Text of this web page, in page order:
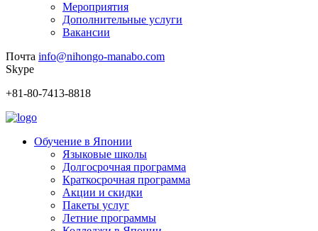
Мероприятия
Дополнительные услуги
Вакансии
Почта info@nihongo-manabo.com
Skype
+81-80-7413-8818
Обучение в Японии
Языковые школы
Долгосрочная программа
Краткосрочная программа
Акции и скидки
Пакеты услуг
Летние программы